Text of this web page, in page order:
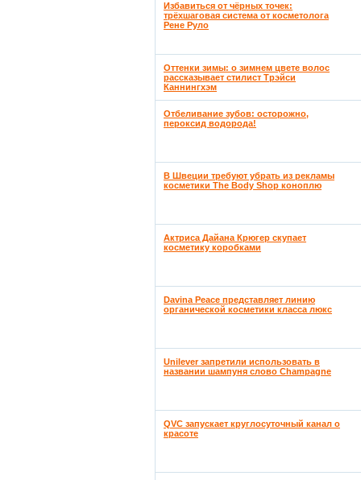
Избавиться от чёрных точек:
трёхшаговая система от косметолога
Рене Руло
Оттенки зимы: о зимнем цвете волос
рассказывает стилист Трэйси
Каннингхэм
Отбеливание зубов: осторожно,
пероксид водорода!
В Швеции требуют убрать из рекламы
косметики The Body Shop коноплю
Актриса Дайана Крюгер скупает
косметику коробками
Davina Peace представляет линию
органической косметики класса люкс
Unilever запретили использовать в
названии шампуня слово Champagne
QVC запускает круглосуточный канал о
красоте